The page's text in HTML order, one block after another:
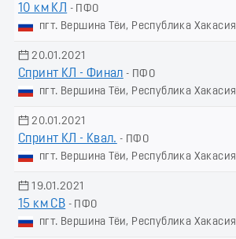
10 км КЛ
- ПФО
пгт. Вершина Тёи, Республика Хакасия
20.01.2021
Спринт КЛ - Финал - ПФО
пгт. Вершина Тёи, Республика Хакасия
20.01.2021
Спринт КЛ - Квал. - ПФО
пгт. Вершина Тёи, Республика Хакасия
19.01.2021
15 км СВ - ПФО
пгт. Вершина Тёи, Республика Хакасия